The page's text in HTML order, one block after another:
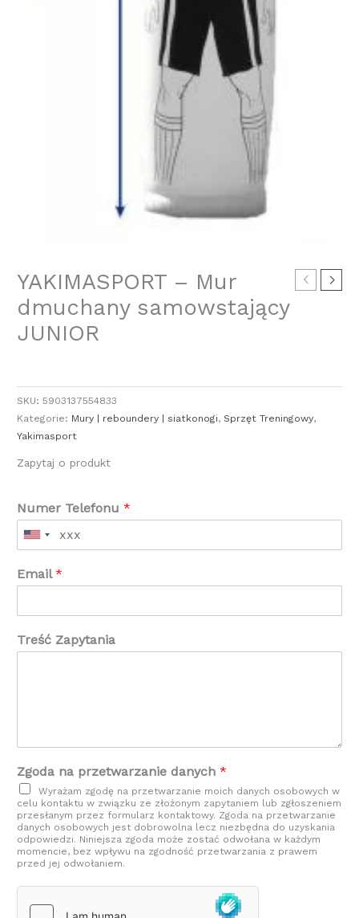
YAKIMASPORT – Mur
dmuchany samowstający
JUNIOR
SKU:5903137554833
Kategorie: Mury | reboundery | siatkonogi,Sprzęt Treningowy,
Yakimasport
Zapytaj o produkt
Numer Telefonu*
Email*
Treść Zapytania
Zgoda na przetwarzanie danych*
Wyrażam zgodę na przetwarzanie moich danych osobowych w
celu kontaktu w związku ze złożonym zapytaniem lub zgłoszeniem
przesłanym przez formularz kontaktowy. Zgoda na przetwarzanie
danych osobowych jest dobrowolna lecz niezbędna do uzyskania
odpowiedzi. Niniejsza zgoda może zostać odwołana w każdym
momencie, bez wpływu na zgodność przetwarzania z prawem
przed jej odwołaniem.